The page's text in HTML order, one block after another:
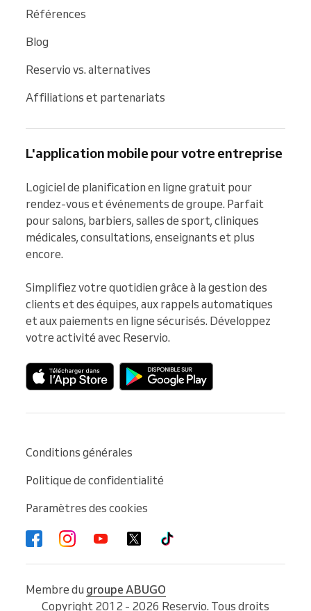
Références
Blog
Reservio vs. alternatives
Affiliations et partenariats
L'application mobile pour votre entreprise
Logiciel de planification en ligne gratuit pour
rendez-vous et événements de groupe. Parfait
pour salons, barbiers, salles de sport, cliniques
médicales, consultations, enseignants et plus
encore.
Simplifiez votre quotidien grâce à la gestion des
clients et des équipes, aux rappels automatiques
et aux paiements en ligne sécurisés. Développez
votre activité avec Reservio.
Conditions générales
Politique de confidentialité
Paramètres des cookies
Membre du groupe ABUGO
Copyright 2012 - 2026 Reservio. Tous droits